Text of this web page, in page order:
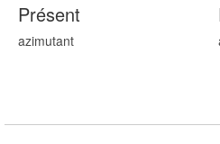
Présent
azimutant